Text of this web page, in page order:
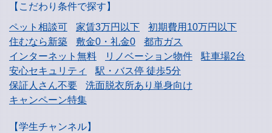
【こだわり条件で探す】
ペット相談可
家賃3万円以下
初期費用10万円以下
住むなら新築
敷金0・礼金0
都市ガス
インターネット無料
リノベーション物件
駐車場2台
安心セキュリティ
駅・バス停 徒歩5分
保証人さん不要
洗面脱衣所あり単身向け
キャンペーン特集
【学生チャンネル】